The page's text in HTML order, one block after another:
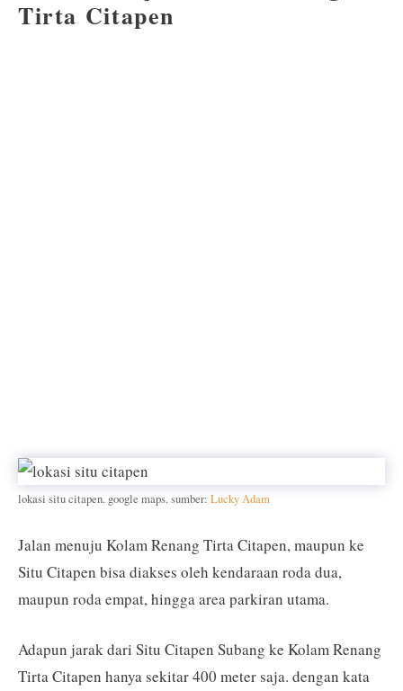
Tirta Citapen
lokasi situ citapen. google maps. sumber: Lucky Adam
Jalan menuju Kolam Renang Tirta Citapen, maupun ke
Situ Citapen bisa diakses oleh kendaraan roda dua,
maupun roda empat, hingga area parkiran utama.
Adapun jarak dari Situ Citapen Subang ke Kolam Renang
Tirta Citapen hanya sekitar 400 meter saja. dengan kata